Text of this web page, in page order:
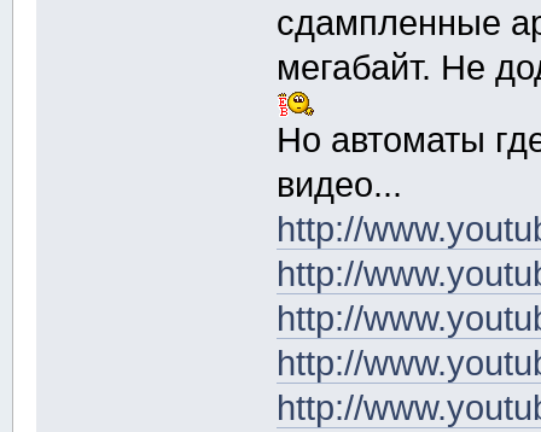
сдампленные
мегабайт. Не
Но автоматы
видео...
http://
http://
http://
http://
http://